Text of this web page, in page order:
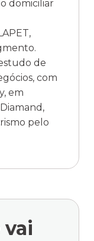
domiciliar
de
com
em
pelo
vai